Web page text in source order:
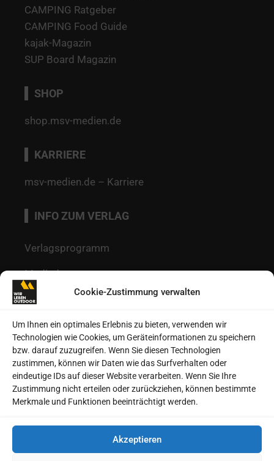
Cookie-Zustimmung verwalten
Um Ihnen ein optimales Erlebnis zu bieten, verwenden wir
Technologien wie Cookies, um Geräteinformationen zu speichern
bzw. darauf zuzugreifen. Wenn Sie diesen Technologien
zustimmen, können wir Daten wie das Surfverhalten oder
eindeutige IDs auf dieser Website verarbeiten. Wenn Sie Ihre
Zustimmung nicht erteilen oder zurückziehen, können bestimmte
Merkmale und Funktionen beeinträchtigt werden.
Akzeptieren
CAMPING Ratgeber
CAMPING Food Guide
kajak-Magazin
SUP Board Magazin
SHOP
shop.msv-medien.de
KARRIERE
msv-medien.de – Karriere
INFO ZUM VERLAG
Verlagsprogramm
Mediadaten
Redaktion
Kontakt
Autoren
Datenschutz
Impressum
Heftarchive
Cookie-Richtlinie (EU)